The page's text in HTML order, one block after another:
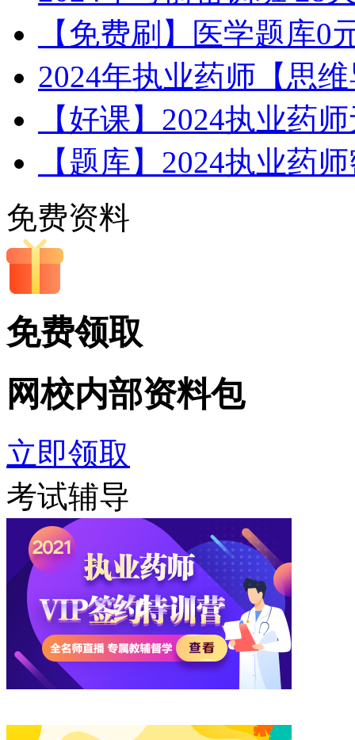
【免费刷】医学题库
2024年执业药师【思
【好课】2024执业药
【题库】2024执业药
免费资料
免费领取
网校内部资料包
立即领取
考试辅导